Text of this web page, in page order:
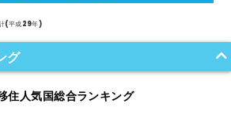
計(平成29年)
グ
住人気国総合ランキング